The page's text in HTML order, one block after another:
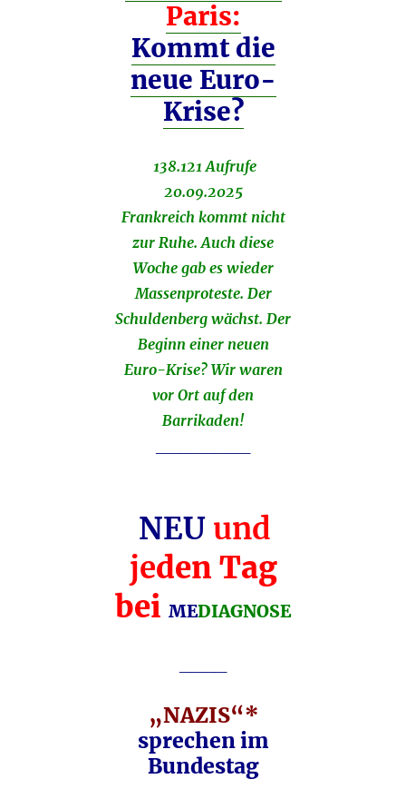
Paris:
Kommt die
neue Euro-
Krise?
138.121 Aufrufe
20.09.2025
Frankreich kommt nicht
zur Ruhe. Auch diese
Woche gab es wieder
Massenproteste. Der
Schuldenberg wächst. Der
Beginn einer neuen
Euro-Krise? Wir waren
vor Ort auf den
Barrikaden!
NEU und
jeden Tag
bei MEDIAGNOSE
„NAZIS“*
sprechen im
Bundestag